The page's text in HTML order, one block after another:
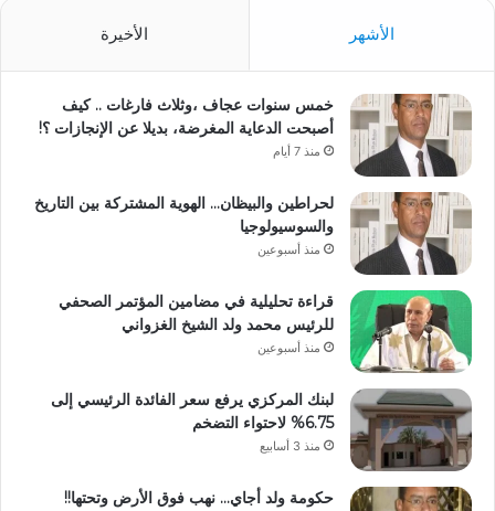
الأشهر الأخيرة
خمس سنوات عجاف ،وثلاث فارغات .. كيف
أصبحت الدعاية المغرضة، بديلا عن الإنجازات ؟!
منذ 7 أيام
لحراطين والبيظان… الهوية المشتركة بين التاريخ
والسوسيولوجيا
منذ أسبوعين
قراءة تحليلية في مضامين المؤتمر الصحفي
للرئيس محمد ولد الشيخ الغزواني
منذ أسبوعين
لبنك المركزي يرفع سعر الفائدة الرئيسي إلى
6.75% لاحتواء التضخم
منذ 3 أسابيع
حكومة ولد أجاي… نهب فوق الأرض وتحتها!!